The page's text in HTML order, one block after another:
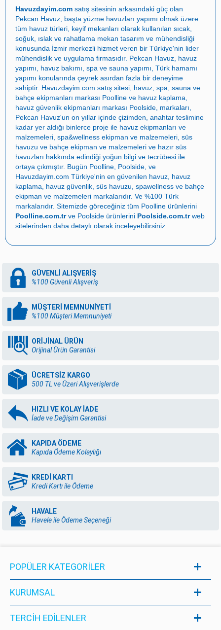
Havuzdayim.com satış sitesinin arkasındaki güç olan
Pekcan Havuz , başta yüzme havuzları yapımı olmak üzere
tüm havuz türleri, keyif mekanları olarak kullanılan sıcak,
soğuk, ıslak ve rahatlama mekan tasarım ve mühendisliği
konusunda İzmir merkezli hizmet veren bir Türkiye'nin lider
mühendislik ve uygulama firmasıdır. Pekcan Havuz havuz
yapımı
havuz bakımı spa ve sauna yapımı Türk hamamı
yapımı konularında çeyrek asırdan fazla bir deneyime
sahiptir. Havuzdayim.com satış sitesi, havuz, spa, sauna ve
bahçe ekipmanları markası Poolline ve havuz kaplama,
havuz güvenlik ekipmanları markası Poolside , markaları,
Pekcan Havuz'un on yıllar içinde çizimden, anahtar teslimine
kadar yer aldığı binlerce proje ile havuz ekipmanları ve
malzemeleri spa&wellness ekipman ve malzemeleri süs
havuzu ve bahçe ekipman ve malzemeleri ve hazır süs
havuzları hakkında edindiği yoğun bilgi ve tecrübesi ile
ortaya çıkmıştır. Bugün Poolline Poolside , ve
Havuzdayim.com Türkiye'nin en güvenilen havuz havuz
kaplama
havuz güvenlik süs havuzu spawellness ve bahçe
ekipman ve malzemeleri markalarıdır. Ve %100 Türk
markalarıdır. Sitemizde göreceğiniz tüm Poolline ürünlerini
Poolline.com.trve Poolside ürünlerini Poolside.com.trweb
sitelerinden daha detaylı olarak inceleyebilirsiniz.
GÜVENLİ ALIŞVERİŞ
%100 Güvenli Alışveriş
MÜŞTERİ MEMNUNİYETİ
%100 Müşteri Memnuniyeti
ORİJİNAL ÜRÜN
Orijinal Ürün Garantisi
ÜCRETSİZ KARGO
500 TL ve Üzeri Alışverişlerde
HIZLI VE KOLAY İADE
İade ve Değişim Garantisi
KAPIDA ÖDEME
Kapıda Ödeme Kolaylığı
KREDİ KARTI
Kredi Kartı ile Ödeme
HAVALE
Havele ile Ödeme Seçeneği
POPÜLER KATEGORILER
KURUMSAL
TERCİH EDİLENLER